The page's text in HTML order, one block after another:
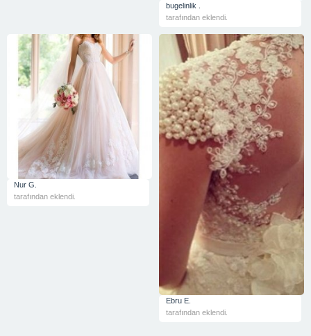
bugelinlik .
tarafından eklendi.
Nur G.
tarafından eklendi.
Ebru E.
tarafından eklendi.